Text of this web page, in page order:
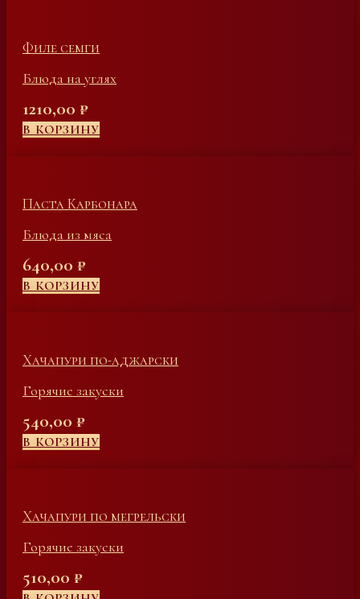
Филе семги
Блюда на углях
1210,00 ₽
В КОРЗИНУ
Паста Карбонара
Блюда из мяса
640,00 ₽
В КОРЗИНУ
Хачапури по-аджарски
Горячие закуски
540,00 ₽
В КОРЗИНУ
Хачапури по мегрельски
Горячие закуски
510,00 ₽